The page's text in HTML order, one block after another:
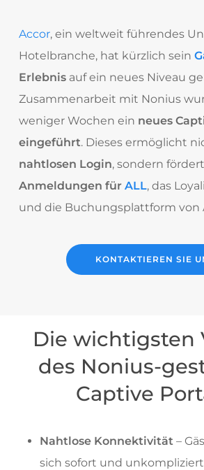
Accor, ein weltweit führendes
Hotelbranche, hat kürzlich sein
Erlebnisauf ein neues Niveau
Zusammenarbeit mit Nonius
weniger Wochen ein neues
eingeführt. Dieses ermöglicht
nahtlosen Login, sondern
Anmeldungen für ALL, das
und die Buchungsplattform von
KONTAKTIEREN SIE
Die wichtigsten
des Nonius-
Captive
Nahtlose Konnektivität –
sich sofort und